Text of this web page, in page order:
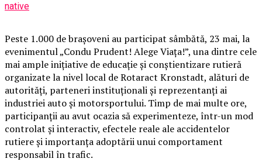
native
Peste 1.000 de brașoveni au participat sâmbătă, 23 mai, la
evenimentul „Condu Prudent! Alege Viața!”, una dintre cele
mai ample inițiative de educație și conștientizare rutieră
organizate la nivel local de Rotaract Kronstadt, alături de
autorități, parteneri instituționali și reprezentanți ai
industriei auto și motorsportului. Timp de mai multe ore,
participanții au avut ocazia să experimenteze, într-un mod
controlat și interactiv, efectele reale ale accidentelor
rutiere și importanța adoptării unui comportament
responsabil în trafic.